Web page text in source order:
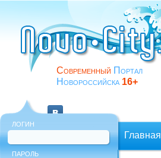
Современный Портал
Новороссийска 16+
ЛОГИН
ПАРОЛЬ
Главная